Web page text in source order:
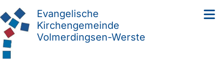
Evangelische
Kirchengemeinde
Volmerdingsen-Werste